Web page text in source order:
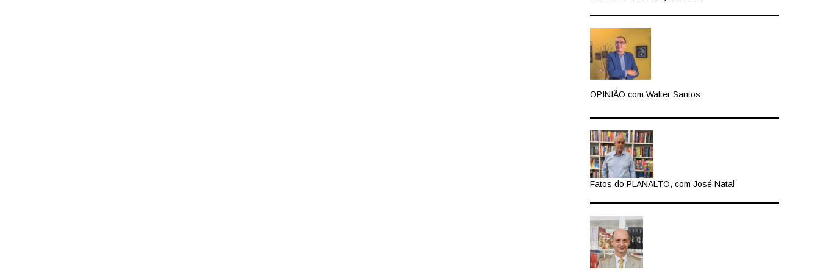
OPINIÃO com Walter Santos
Fatos do PLANALTO, com José Natal